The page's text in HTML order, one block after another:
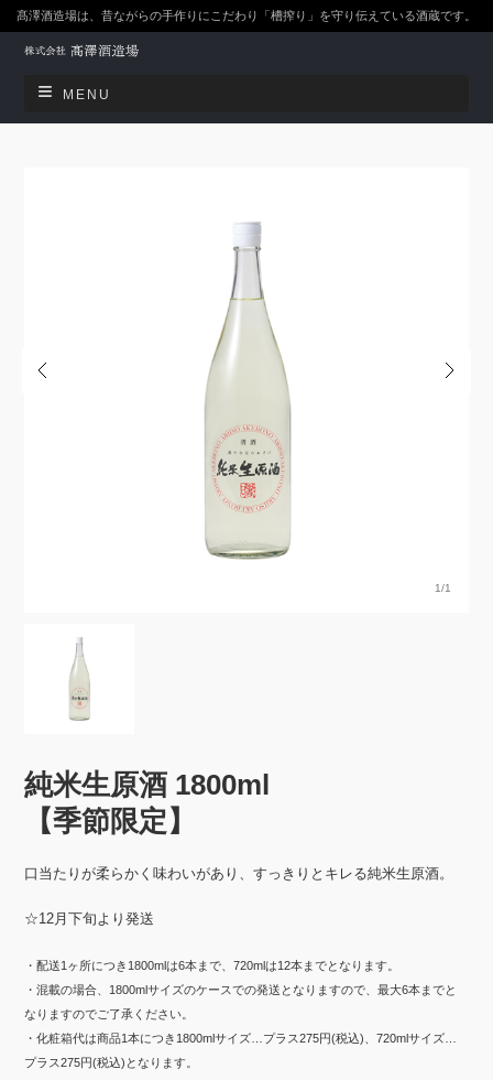
髙澤酒造場は、昔ながらの手作りにこだわり「槽搾り」を守り伝えている酒蔵です。
MENU
1/1
純米生原酒 1800ml
【季節限定】
口当たりが柔らかく味わいがあり、すっきりとキレる純米生原酒。
☆12月下旬より発送
・配送1ヶ所につき1800mlは6本まで、720mlは12本までとなります。
・混載の場合、1800mlサイズのケースでの発送となりますので、最大6本までと
なりますのでご了承ください。
・化粧箱代は商品1本につき1800mlサイズ…プラス275円(税込)、720mlサイズ…
プラス275円(税込)となります。